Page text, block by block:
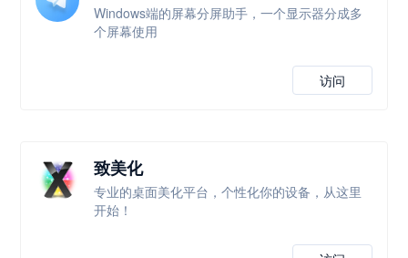
Windows端的屏幕分屏助手，一个显示器分成多
个屏幕使用
访问
致美化
专业的桌面美化平台，个性化你的设备，从这里
开始！